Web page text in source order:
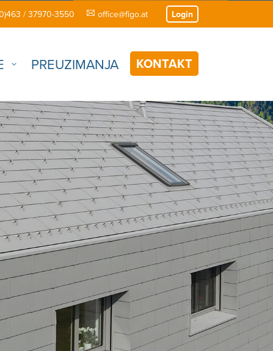
/ 37970-3550 office@figo.at Login
PREUZIMANJA KONTAKT